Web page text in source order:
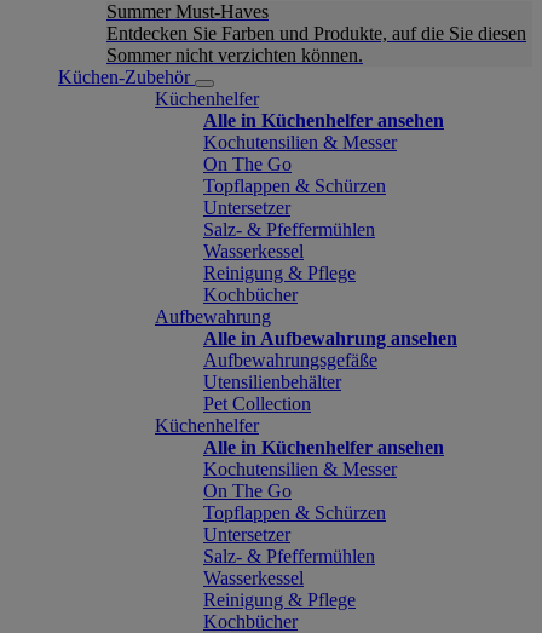
Summer Must-Haves
Entdecken Sie Farben und Produkte, auf die Sie diesen
Sommer nicht verzichten können.
Küchen-Zubehör
Küchenhelfer
Alle in Küchenhelfer ansehen
Kochutensilien & Messer
On The Go
Topflappen & Schürzen
Untersetzer
Salz- & Pfeffermühlen
Wasserkessel
Reinigung & Pflege
Kochbücher
Aufbewahrung
Alle in Aufbewahrung ansehen
Aufbewahrungsgefäße
Utensilienbehälter
Pet Collection
Küchenhelfer
Alle in Küchenhelfer ansehen
Kochutensilien & Messer
On The Go
Topflappen & Schürzen
Untersetzer
Salz- & Pfeffermühlen
Wasserkessel
Reinigung & Pflege
Kochbücher